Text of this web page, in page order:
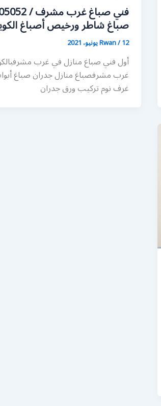
صباغ شاطر ورخيص أصباغ
Rwan/12 يونيو، 2021
أول فني صباغ منازل في غرب
غرب مشرفصباغ منازل جدران صباغ
غرف نوم تركيب ورق جدران